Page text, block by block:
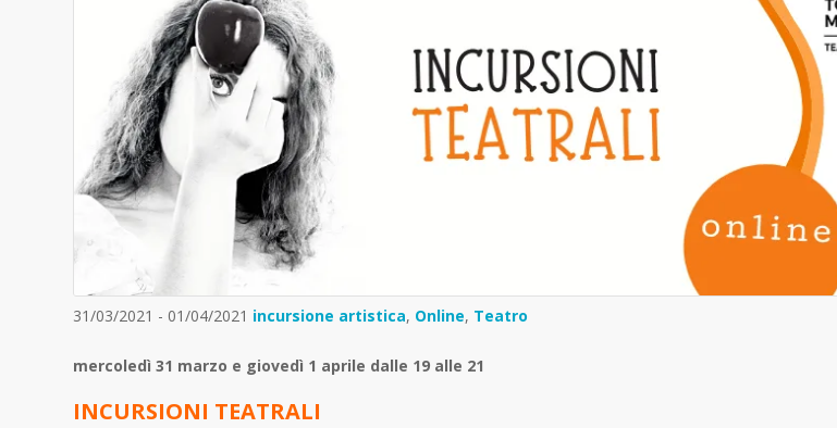
31/03/2021 - 01/04/2021 incursione artistica, Online, Teatro
mercoledì 31 marzo e giovedì 1 aprile dalle 19 alle 21
INCURSIONI TEATRALI